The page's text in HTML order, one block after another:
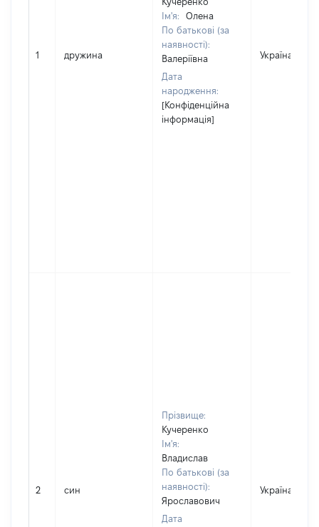
1 дружина
Ім'я:
Олена
По батькові (за
наявності):
Валеріївна
Дата
народження:
[Конфіденційна
інформація]
Україна
2 син
Прізвище:
Кучеренко
Ім'я:
Владислав
По батькові (за
наявності):
Ярославович
Дата
Україна